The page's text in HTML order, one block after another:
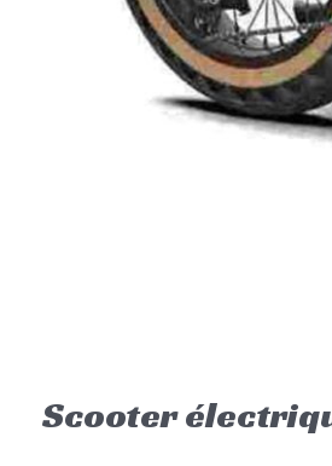
Scooter